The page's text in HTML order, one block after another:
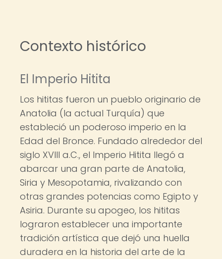
Contexto histórico
El Imperio Hitita
Los hititas fueron un pueblo originario de
Anatolia (la actual Turquía) que
estableció un poderoso imperio en la
Edad del Bronce. Fundado alrededor del
siglo XVIII a.C., el Imperio Hitita llegó a
abarcar una gran parte de Anatolia,
Siria y Mesopotamia, rivalizando con
otras grandes potencias como Egipto y
Asiria. Durante su apogeo, los hititas
lograron establecer una importante
tradición artística que dejó una huella
duradera en la historia del arte de la